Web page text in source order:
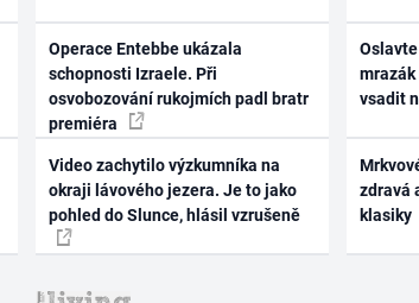
Operace Entebbe ukázala
schopnosti Izraele. Při
osvobozování rukojmích padl bratr
premiéra
Video zachytilo výzkumníka na
okraji lávového jezera. Je to jako
pohled do Slunce, hlásil vzrušeně
mrazák
vsadit
zdravá
klasiky